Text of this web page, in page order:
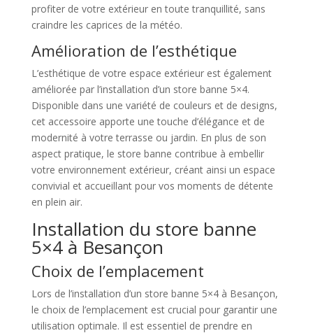
profiter de votre extérieur en toute tranquillité, sans
craindre les caprices de la météo.
Amélioration de l’esthétique
L’esthétique de votre espace extérieur est également
améliorée par l’installation d’un store banne 5×4.
Disponible dans une variété de couleurs et de designs,
cet accessoire apporte une touche d’élégance et de
modernité à votre terrasse ou jardin. En plus de son
aspect pratique, le store banne contribue à embellir
votre environnement extérieur, créant ainsi un espace
convivial et accueillant pour vos moments de détente
en plein air.
Installation du store banne
5×4 à Besançon
Choix de l’emplacement
Lors de l’installation d’un store banne 5×4 à Besançon,
le choix de l’emplacement est crucial pour garantir une
utilisation optimale. Il est essentiel de prendre en